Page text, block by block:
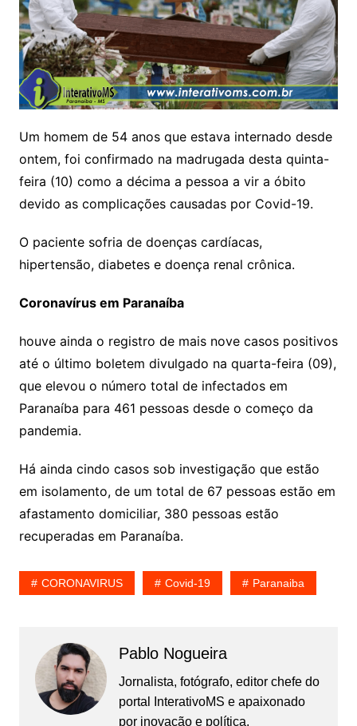
Um homem de 54 anos que estava internado desde
ontem, foi confirmado na madrugada desta quinta-
feira (10) como a décima a pessoa a vir a óbito
devido as complicações causadas por Covid-19.
O paciente sofria de doenças cardíacas,
hipertensão, diabetes e doença renal crônica.
Coronavírus em Paranaíba
houve ainda o registro de mais nove casos positivos
até o último boletem divulgado na quarta-feira (09),
que elevou o número total de infectados em
Paranaíba para 461 pessoas desde o começo da
pandemia.
Há ainda cindo casos sob investigação que estão
em isolamento, de um total de 67 pessoas estão em
afastamento domiciliar, 380 pessoas estão
recuperadas em Paranaíba.
CORONAVIRUS Covid-19 Paranaiba
Pablo Nogueira
Jornalista, fotógrafo, editor chefe do
portal InterativoMS e apaixonado
por inovação e política.